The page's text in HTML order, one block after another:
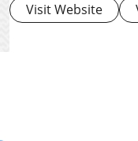
Visit Website